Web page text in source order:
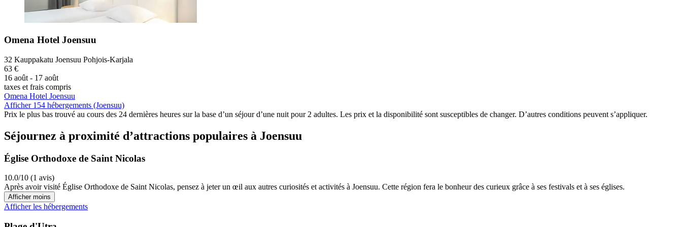
Omena Hotel Joensuu
32 Kauppakatu Joensuu Pohjois-Karjala
63 €
16 août - 17 août
taxes et frais compris
Omena Hotel Joensuu
Afficher 154 hébergements (Joensuu)
Prix le plus bas trouvé au cours des 24 dernières heures sur la base d’un séjour d’une nuit pour 2 adultes. Les prix et la disponibilité sont susceptibles de changer. D’autres conditions peuvent s’appliquer.
Séjournez à proximité d’attractions populaires à Joensuu
Église Orthodoxe de Saint Nicolas
10.0/10 (1 avis)
Après avoir visité Église Orthodoxe de Saint Nicolas, pensez à jeter un œil aux autres curiosités et activités à Joensuu. Cette région fera le bonheur des curieux grâce à ses festivals et à ses églises.
Afficher moins
Afficher les hébergements